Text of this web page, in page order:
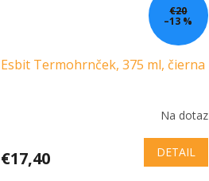
€20
–13 %
Esbit Termohrnček, 375 ml, čierna
Na dotaz
€17,40 DETAIL